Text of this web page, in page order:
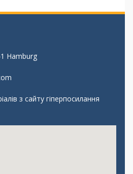
Hamburg
з сайту гіперпосилання